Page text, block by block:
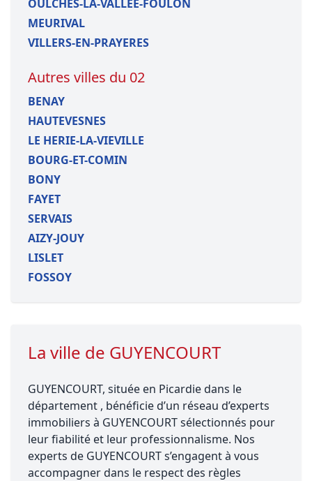
OULCHES-LA-VALLEE-FOULON
MEURIVAL
VILLERS-EN-PRAYERES
Autres villes du 02
BENAY
HAUTEVESNES
LE HERIE-LA-VIEVILLE
BOURG-ET-COMIN
BONY
FAYET
SERVAIS
AIZY-JOUY
LISLET
FOSSOY
La ville de GUYENCOURT
GUYENCOURT, située en Picardie dans le
département , bénéficie d’un réseau d’experts
immobiliers à GUYENCOURT sélectionnés pour
leur fiabilité et leur professionnalisme. Nos
experts de GUYENCOURT s’engagent à vous
accompagner dans le respect des règles